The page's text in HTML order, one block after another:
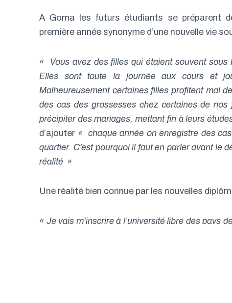
A Goma les futurs étudiants se préparent
première année synonyme d’une nouvelle vie
« Vous avez des filles qui étaient souvent sous
Elles sont toute la journée aux cours et
Malheureusement certaines filles profitent mal
des cas des grossesses chez certaines de
précipiter des mariages, mettant fin à leurs
d’ajouter « chaque année on enregistre des
quartier. C’est pourquoi il faut en parler avant le
réalité »
Une réalité bien connue par les nouvelles
« Je vais m’inscrire à l’université libre des pays